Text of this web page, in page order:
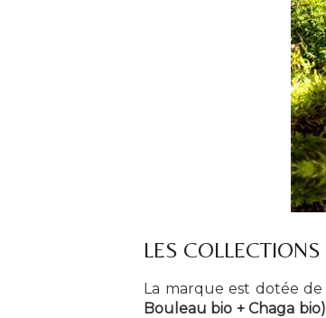
LES COLLECTIONS
La marque est dotée de
Bouleau bio + Chaga bio)